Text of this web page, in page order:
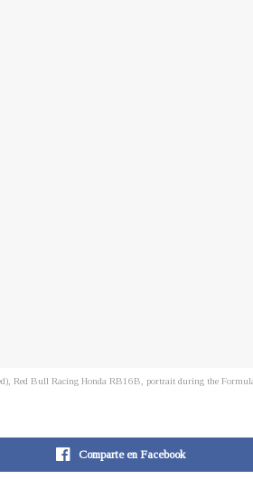
Red Bull Racing Honda RB16B, portrait during the
Comparte en Facebook